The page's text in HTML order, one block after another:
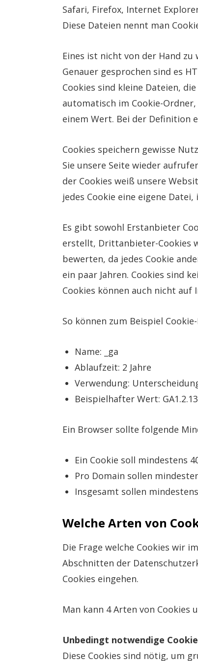
Safari, Firefox, Internet
Diese Dateien nennt man
Eines ist nicht von der Hand zu
Genauer gesprochen sind es
Cookies sind kleine Dateien,
automatisch im Cookie-
einem Wert. Bei der Definition
Cookies speichern gewisse
Sie unsere Seite wieder
der Cookies weiß unsere
jedes Cookie eine eigene
Es gibt sowohl Erstanbieter
erstellt, Drittanbieter-Cookies
bewerten, da jedes Cookie
ein paar Jahren. Cookies sind
Cookies können auch nicht auf
So können zum Beispiel
Name: _ga
Ablaufzeit: 2 Jahre
Verwendung:
Beispielhafter Wert:
Ein Browser sollte folgende
Ein Cookie soll mindestens
Pro Domain sollen
Insgesamt sollen
Welche Arten von
Die Frage welche Cookies wir
Abschnitten der
Cookies eingehen.
Man kann 4 Arten von Cookies
Unbedingt notwendige
Diese Cookies sind nötig, um